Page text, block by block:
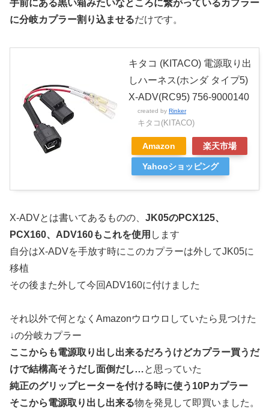
手前にある黒い箱みたいなところに繋がっているカプラー
に分岐カプラー割り込ませるだけです。
キタコ (KITACO) 電源取り出
しハーネス(ホンダ タイプ5)
X-ADV(RC95) 756-9000140
created by Rinker
キタコ(KITACO)
Amazon 楽天市場
Yahooショッピング
X-ADVとは書いてあるものの、 JK05のPCX125、
PCX160、ADV160もこれを使用 します
自分はX-ADVを手放す時にこのカプラーは外してJK05に
移植
その後また外して今回ADV160に付けました
それ以外で何となくAmazonウロウロしていたら見つけた
↓の分岐カプラー
ここからも電源取り出し出来るだろうけどカプラー買うだ
けで結構高そうだし面倒だし…と思っていた
純正のグリップヒーターを付ける時に使う10Pカプラー
そこから電源取り出し出来る物を発見して即買いました。